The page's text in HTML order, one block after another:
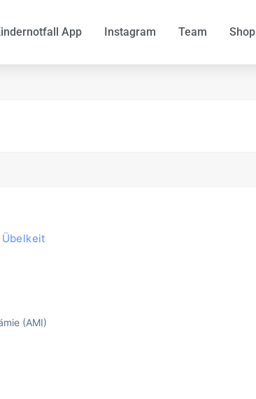
App Instagram Team Shop
Übelkeit
(AMI)